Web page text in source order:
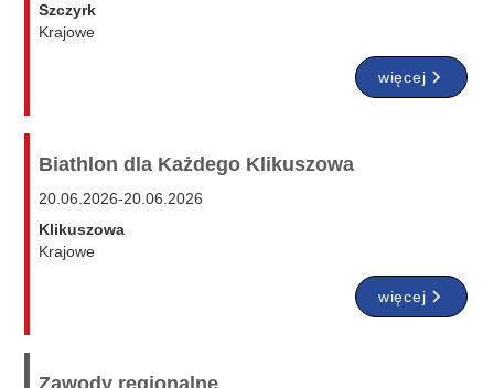
Szczyrk
Krajowe
więcej
Biathlon dla Każdego Klikuszowa
20.06.2026-20.06.2026
Klikuszowa
Krajowe
więcej